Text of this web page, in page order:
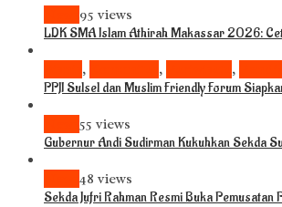
95 views
LDK SMA Islam Athirah Makassar 2026:
, , ,
PPJI Sulsel dan Muslim Friendly Forum
55 views
Gubernur Andi Sudirman Kukuhkan Sekda
48 views
Sekda Jufri Rahman Resmi Buka